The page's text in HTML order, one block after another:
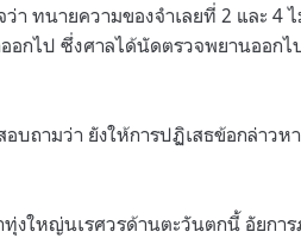
ทนายความของจำเลยที่ 2 และ 4
อกไป ซึ่งศาลได้นัดตรวจพยานออก
บถามว่า ยังให้การปฏิเสธข้อกล่าว
ใหญ่นเรศวรด้านตะวันตกนี้ อัยการ